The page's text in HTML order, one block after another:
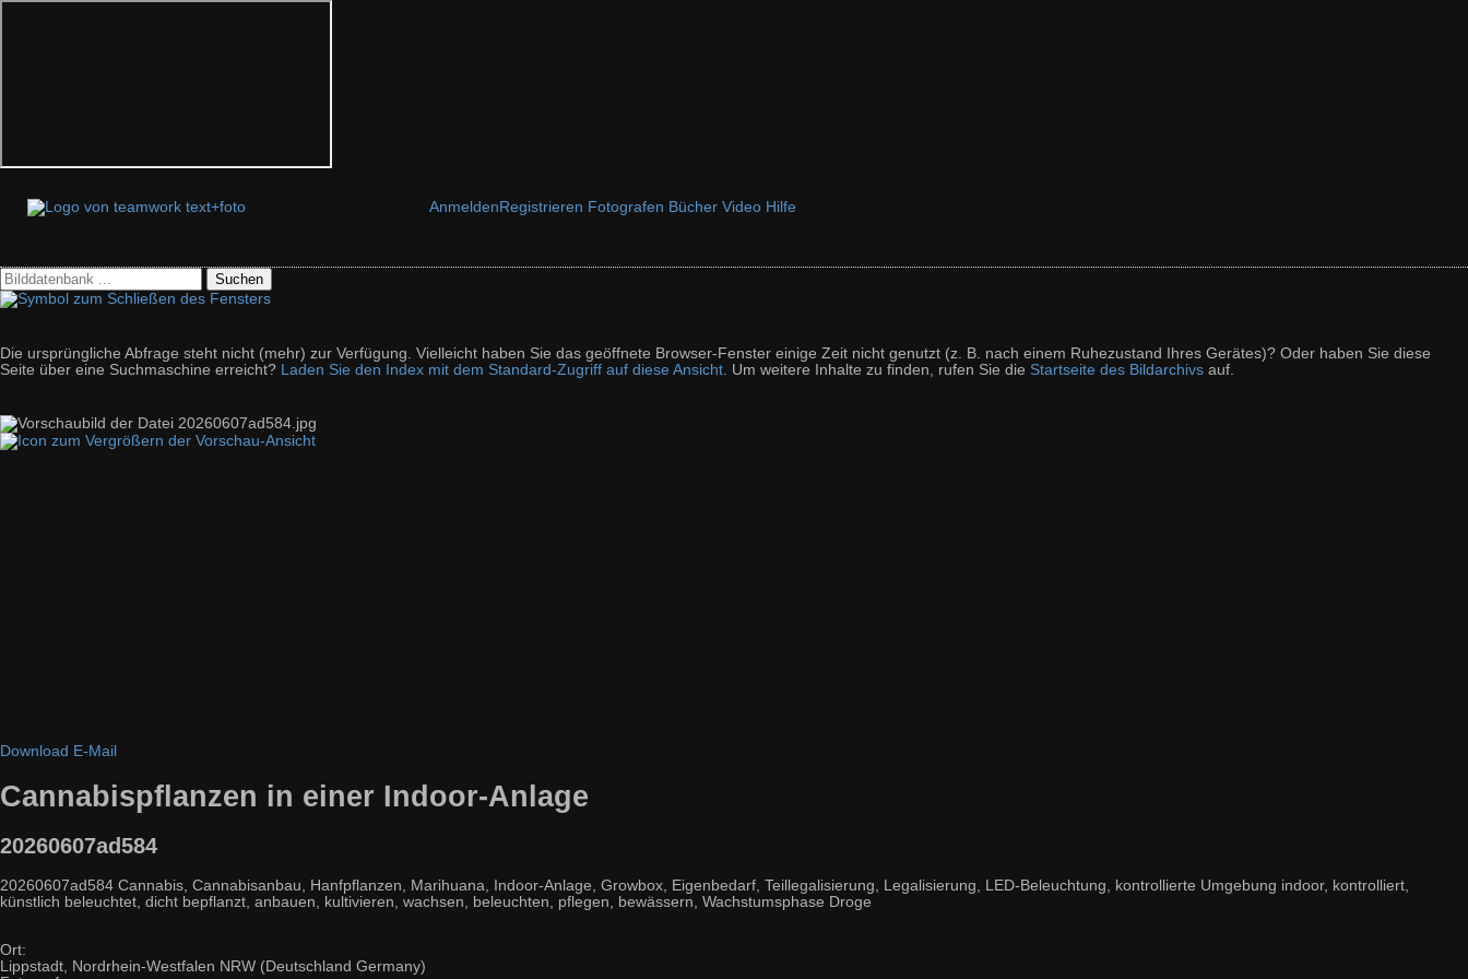
Anmelden Registrieren Fotografen Bücher Video Hilfe
Suchen
Die ursprüngliche Abfrage steht nicht (mehr) zur Verfügung. Vielleicht haben Sie das geöffnete Browser-Fenster einige Zeit nicht genutzt (z. B. nach einem Ruhezustand Ihres Gerätes)? Oder haben Sie diese
Seite über eine Suchmaschine erreicht? Laden Sie den Index mit dem Standard-Zugriff auf diese Ansicht. Um weitere Inhalte zu finden, rufen Sie die Startseite des Bildarchivs auf.
Download E-Mail
Cannabispflanzen in einer Indoor-Anlage
20260607ad584
20260607ad584 Cannabis, Cannabisanbau, Hanfpflanzen, Marihuana, Indoor-Anlage, Growbox, Eigenbedarf, Teillegalisierung, Legalisierung, LED-Beleuchtung, kontrollierte Umgebung indoor, kontrolliert,
künstlich beleuchtet, dicht bepflanzt, anbauen, kultivieren, wachsen, beleuchten, pflegen, bewässern, Wachstumsphase Droge
Ort:
Lippstadt, Nordrhein-Westfalen NRW (Deutschland Germany)